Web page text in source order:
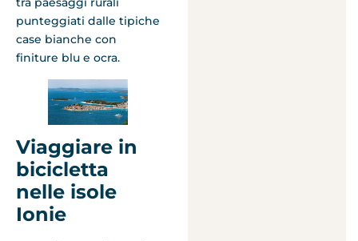
punteggiati dalle tipiche
case bianche con
finiture blu e ocra.
Viaggiare in
bicicletta
nelle isole
Ionie